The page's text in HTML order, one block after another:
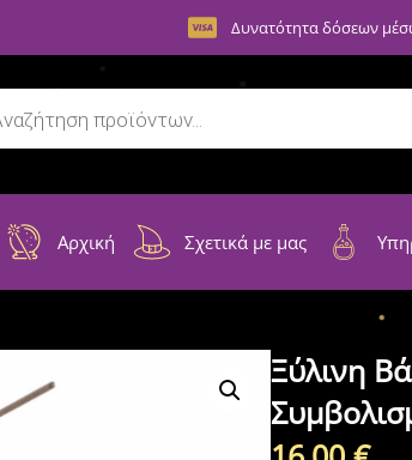
Δυνατότητα δόσεων
Αρχική Σχετικά με μας
Ξύλινη